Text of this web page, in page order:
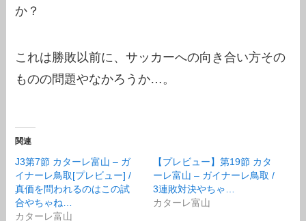
か？
これは勝敗以前に、サッカーへの向き合い方その
ものの問題やなかろうか…。
関連
J3第7節 カターレ富山 – ガ
イナーレ鳥取[プレビュー] /
真価を問われるのはこの試
合やちゃね…
カターレ富山
【プレビュー】第19節 カタ
ーレ富山 – ガイナーレ鳥取 /
3連敗対決やちゃ…
カターレ富山